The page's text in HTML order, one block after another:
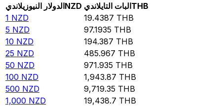
الدولار النيوزيلانديNZD البات التايلانديTHB
1 NZD 19.4387 THB
5 NZD 97.1935 THB
10 NZD 194.387 THB
25 NZD 485.967 THB
50 NZD 971.935 THB
100 NZD 1,943.87 THB
500 NZD 9,719.35 THB
1,000 NZD 19,438.7 THB